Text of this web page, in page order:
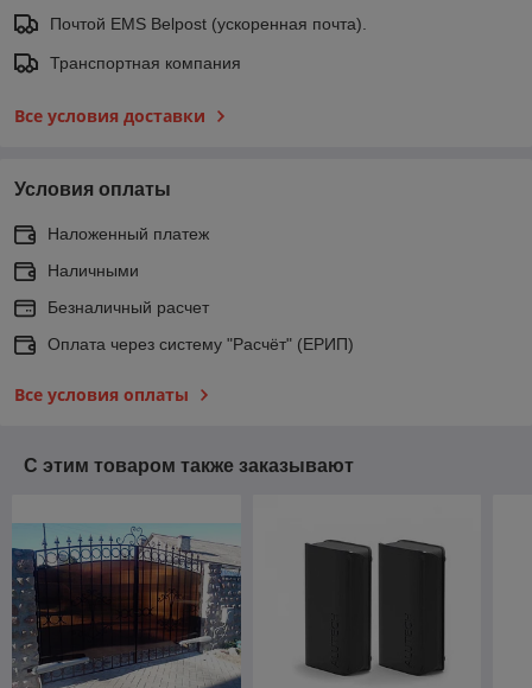
Почтой EMS Belpost (ускоренная почта).
Транспортная компания
Все условия доставки
Условия оплаты
Наложенный платеж
Наличными
Безналичный расчет
Оплата через систему "Расчёт" (ЕРИП)
Все условия оплаты
С этим товаром также заказывают